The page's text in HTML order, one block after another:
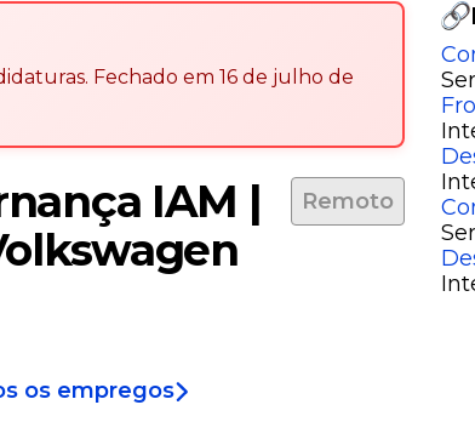
. Fechado em 16 de julho de
IAM |
Remoto
os empregos